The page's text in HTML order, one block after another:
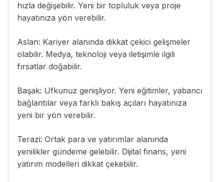
hızla değişebilir. Yeni bir topluluk veya proje
hayatınıza yön verebilir.
Aslan: Kariyer alanında dikkat çekici gelişmeler
olabilir. Medya, teknoloji veya iletişimle ilgili
fırsatlar doğabilir.
Başak: Ufkunuz genişliyor. Yeni eğitimler, yabancı
bağlantılar veya farklı bakış açıları hayatınıza
yeni bir yön verebilir.
Terazi: Ortak para ve yatırımlar alanında
yenilikler gündeme gelebilir. Dijital finans, yeni
yatırım modelleri dikkat çekebilir.